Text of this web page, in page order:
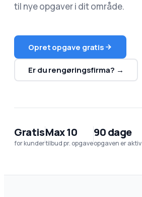
til nye opgaver i dit område.
Opret opgave gratis
Er du rengøringsfirma? →
Gratis
for kunder
Max 10
tilbud pr. opgave
90 dage
opgaven er aktiv